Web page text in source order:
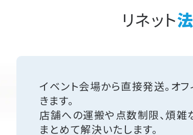
リネット
イベント会場から直接発送。オ
きます。
店舗への運搬や点数制限、煩
まとめて解決いたします。